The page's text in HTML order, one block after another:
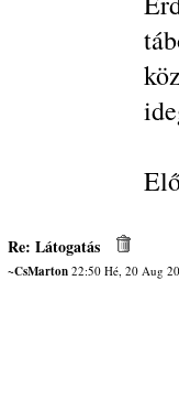
Re: Látogatás
~CsMarton22:50 Hé, 20 Aug